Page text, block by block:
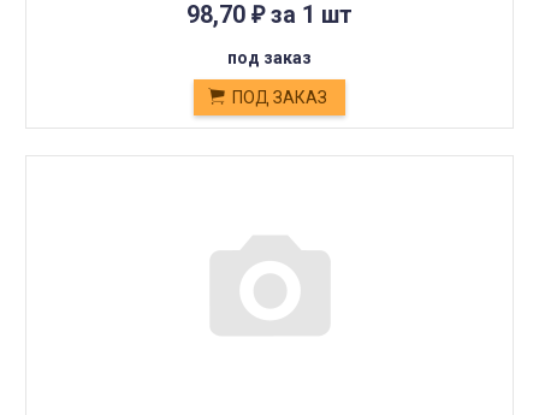
98,70 ₽за 1 шт
под заказ
ПОД ЗАКАЗ